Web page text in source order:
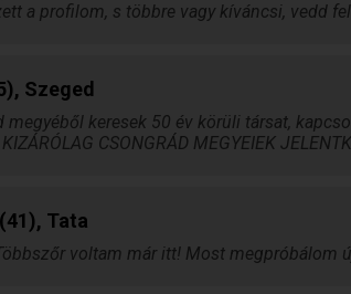
a profilom, s többre vagy kíváncsi, vedd
Szeged
megyéből keresek 50 év körüli társat,
CSONGRÁD MEGYEIEK
Tata
voltam már itt! Most megpróbálom